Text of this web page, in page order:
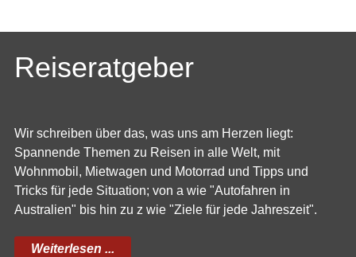
Reiseratgeber
Wir schreiben über das, was uns am Herzen liegt:
Spannende Themen zu Reisen in alle Welt, mit
Wohnmobil, Mietwagen und Motorrad und Tipps und
Tricks für jede Situation; von a wie "Autofahren in
Australien" bis hin zu z wie "Ziele für jede Jahreszeit".
Weiterlesen ...